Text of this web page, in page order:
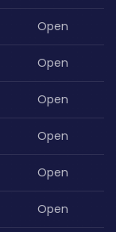
Open
Open
Open
Open
Open
Open